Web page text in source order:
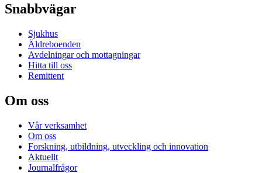
Snabbvägar
Sjukhus
Äldreboenden
Avdelningar och mottagningar
Hitta till oss
Remittent
Om oss
Vår verksamhet
Om oss
Forskning, utbildning, utveckling och innovation
Aktuellt
Journalfrågor